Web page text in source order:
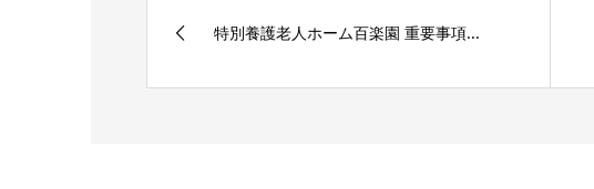
特別養護老人ホーム百楽園 重要事項...